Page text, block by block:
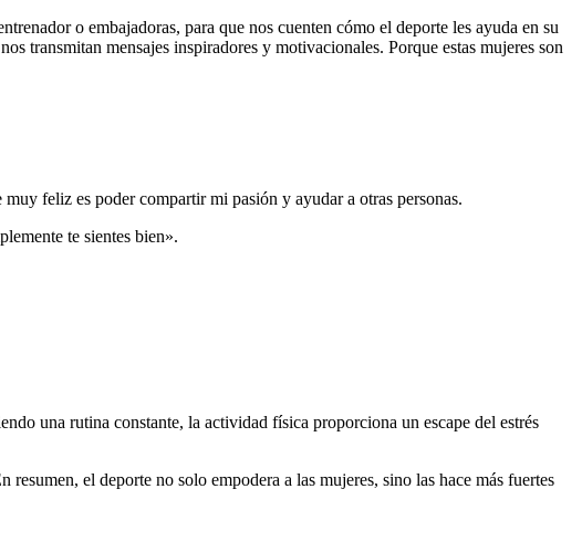
o embajadoras, para que nos cuenten cómo el deporte les ayuda en su
transmitan mensajes inspiradores y motivacionales. Porque estas mujeres son
feliz es poder compartir mi pasión y ayudar a otras personas.
te sientes bien».
una rutina constante, la actividad física proporciona un escape del estrés
el deporte no solo empodera a las mujeres, sino las hace más fuertes